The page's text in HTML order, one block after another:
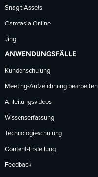
Snagit Assets
Camtasia Online
Jing
ANWENDUNGSFÄLLE
Kundenschulung
Meeting-Aufzeichnung bearbeiten
Anleitungsvideos
Wissenserfassung
Technologieschulung
Content-Erstellung
Feedback